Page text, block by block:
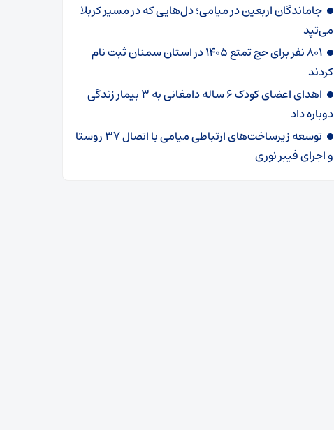
جاماندگان اربعین در میامی؛ دل‌هایی که در مسیر کربلا
می‌تپد
۸۰۱ نفر برای حج تمتع ۱۴۰۵ در استان سمنان ثبت نام
کردند
اهدای اعضای کودک ۶ ساله دامغانی به ۳ بیمار زندگی
دوباره داد
توسعه زیرساخت‌های ارتباطی میامی با اتصال ۳۷ روستا
و اجرای فیبر نوری